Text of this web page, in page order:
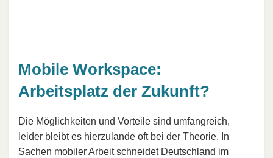
Mobile Workspace:
Arbeitsplatz der Zukunft?
Die Möglichkeiten und Vorteile sind umfangreich,
leider bleibt es hierzulande oft bei der Theorie. In
Sachen mobiler Arbeit schneidet Deutschland im